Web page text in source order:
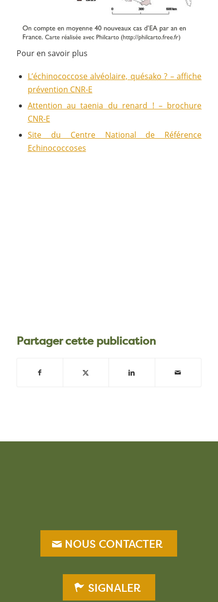
Pour en savoir plus
L’échinococcose alvéolaire, quésako ? – affiche
prévention CNR-E
Attention au taenia du renard ! – brochure
CNR-E
Site du Centre National de Référence
Echinococcoses
Partager cette publication
NOUS CONTACTER
SIGNALER